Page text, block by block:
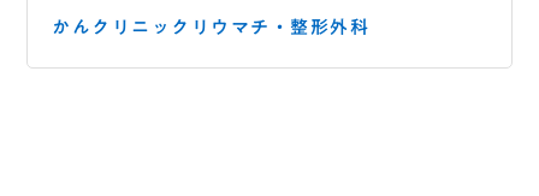
かんクリニックリウマチ・ 整形外科